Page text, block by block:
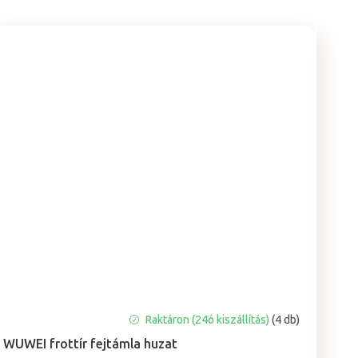
WUWEI frottír fejtámla huzat
átlagos
Raktáron (24ó kiszállítás) (4 db)